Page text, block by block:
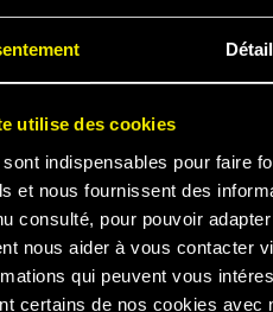
utilise des cookies
indispensables pour faire
et nous fournissent des
consulté, pour pouvoir
nous aider à vous contacter
qui peuvent vous
certains de nos cookies avec
2077